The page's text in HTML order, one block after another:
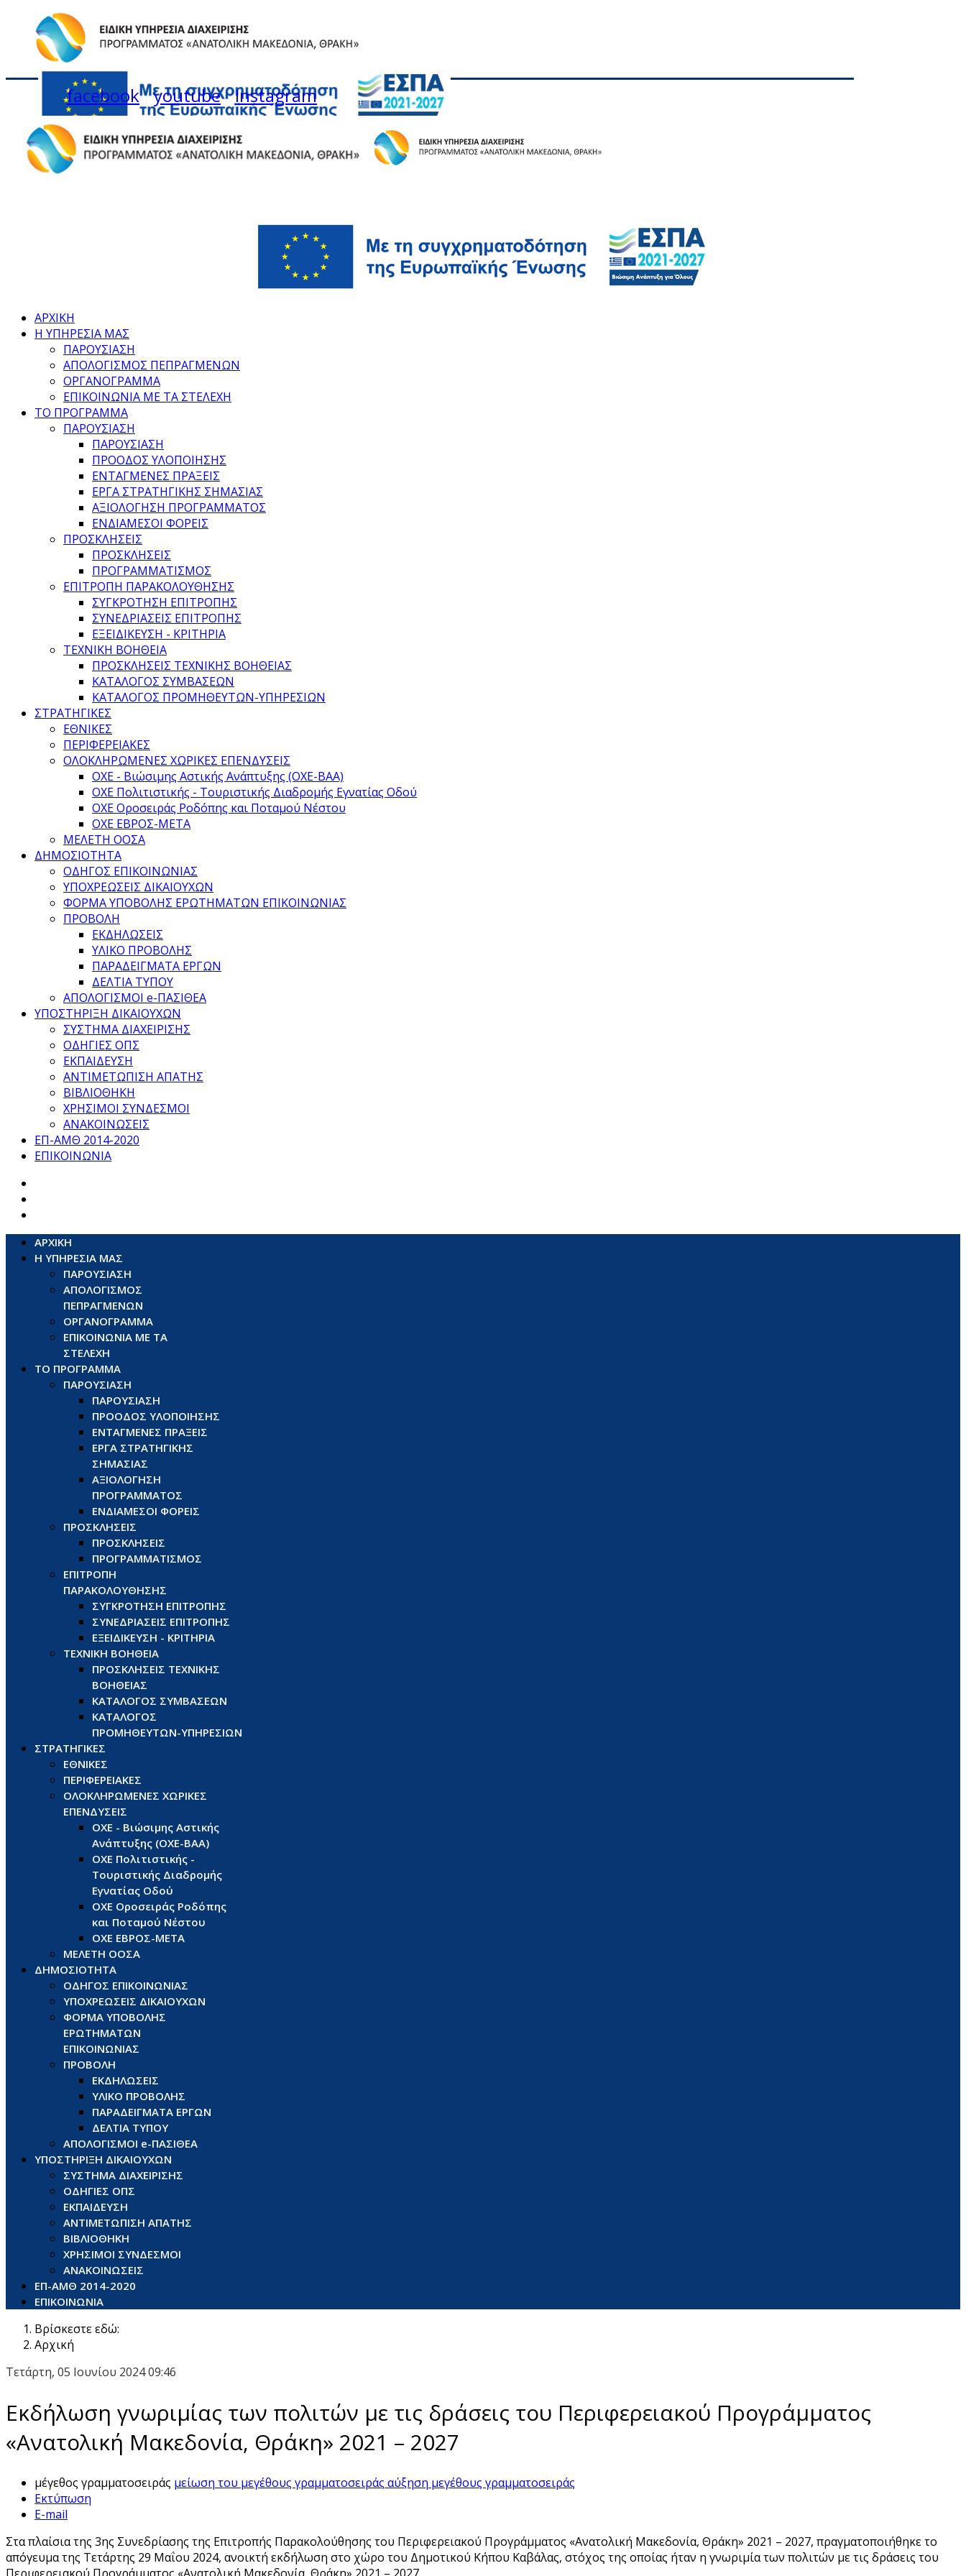
facebook youtube Instagram
ΑΡΧΙΚΗ
Η ΥΠΗΡΕΣΙΑ ΜΑΣ
ΠΑΡΟΥΣΙΑΣΗ
ΑΠΟΛΟΓΙΣΜΟΣ ΠΕΠΡΑΓΜΕΝΩΝ
ΟΡΓΑΝΟΓΡΑΜΜΑ
ΕΠΙΚΟΙΝΩΝΙΑ ΜΕ ΤΑ ΣΤΕΛΕΧΗ
ΤΟ ΠΡΟΓΡΑΜΜΑ
ΠΑΡΟΥΣΙΑΣΗ
ΠΑΡΟΥΣΙΑΣΗ
ΠΡΟΟΔΟΣ ΥΛΟΠΟΙΗΣΗΣ
ΕΝΤΑΓΜΕΝΕΣ ΠΡΑΞΕΙΣ
ΕΡΓΑ ΣΤΡΑΤΗΓΙΚΗΣ ΣΗΜΑΣΙΑΣ
ΑΞΙΟΛΟΓΗΣΗ ΠΡΟΓΡΑΜΜΑΤΟΣ
ΕΝΔΙΑΜΕΣΟΙ ΦΟΡΕΙΣ
ΠΡΟΣΚΛΗΣΕΙΣ
ΠΡΟΣΚΛΗΣΕΙΣ
ΠΡΟΓΡΑΜΜΑΤΙΣΜΟΣ
ΕΠΙΤΡΟΠΗ ΠΑΡΑΚΟΛΟΥΘΗΣΗΣ
ΣΥΓΚΡΟΤΗΣΗ ΕΠΙΤΡΟΠΗΣ
ΣΥΝΕΔΡΙΑΣΕΙΣ ΕΠΙΤΡΟΠΗΣ
ΕΞΕΙΔΙΚΕΥΣΗ - ΚΡΙΤΗΡΙΑ
ΤΕΧΝΙΚΗ ΒΟΗΘΕΙΑ
ΠΡΟΣΚΛΗΣΕΙΣ ΤΕΧΝΙΚΗΣ ΒΟΗΘΕΙΑΣ
ΚΑΤΑΛΟΓΟΣ ΣΥΜΒΑΣΕΩΝ
ΚΑΤΑΛΟΓΟΣ ΠΡΟΜΗΘΕΥΤΩΝ-ΥΠΗΡΕΣΙΩΝ
ΣΤΡΑΤΗΓΙΚΕΣ
ΕΘΝΙΚΕΣ
ΠΕΡΙΦΕΡΕΙΑΚΕΣ
ΟΛΟΚΛΗΡΩΜΕΝΕΣ ΧΩΡΙΚΕΣ ΕΠΕΝΔΥΣΕΙΣ
ΟΧΕ - Βιώσιμης Αστικής Ανάπτυξης (ΟΧΕ-ΒΑΑ)
ΟΧΕ Πολιτιστικής - Τουριστικής Διαδρομής Εγνατίας Οδού
ΟΧΕ Οροσειράς Ροδόπης και Ποταμού Νέστου
ΟΧΕ ΕΒΡΟΣ-ΜΕΤΑ
ΜΕΛΕΤΗ ΟΟΣΑ
ΔΗΜΟΣΙΟΤΗΤΑ
ΟΔΗΓΟΣ ΕΠΙΚΟΙΝΩΝΙΑΣ
ΥΠΟΧΡΕΩΣΕΙΣ ΔΙΚΑΙΟΥΧΩΝ
ΦΟΡΜΑ ΥΠΟΒΟΛΗΣ ΕΡΩΤΗΜΑΤΩΝ ΕΠΙΚΟΙΝΩΝΙΑΣ
ΠΡΟΒΟΛΗ
ΕΚΔΗΛΩΣΕΙΣ
ΥΛΙΚΟ ΠΡΟΒΟΛΗΣ
ΠΑΡΑΔΕΙΓΜΑΤΑ ΕΡΓΩΝ
ΔΕΛΤΙΑ ΤΥΠΟΥ
ΑΠΟΛΟΓΙΣΜΟΙ e-ΠΑΣΙΘΕΑ
ΥΠΟΣΤΗΡΙΞΗ ΔΙΚΑΙΟΥΧΩΝ
ΣΥΣΤΗΜΑ ΔΙΑΧΕΙΡΙΣΗΣ
ΟΔΗΓΙΕΣ ΟΠΣ
ΕΚΠΑΙΔΕΥΣΗ
ΑΝΤΙΜΕΤΩΠΙΣΗ ΑΠΑΤΗΣ
ΒΙΒΛΙΟΘΗΚΗ
ΧΡΗΣΙΜΟΙ ΣΥΝΔΕΣΜΟΙ
ΑΝΑΚΟΙΝΩΣΕΙΣ
ΕΠ-ΑΜΘ 2014-2020
ΕΠΙΚΟΙΝΩΝΙΑ
ΑΡΧΙΚΗ
Η ΥΠΗΡΕΣΙΑ ΜΑΣ
ΠΑΡΟΥΣΙΑΣΗ
ΑΠΟΛΟΓΙΣΜΟΣ
ΠΕΠΡΑΓΜΕΝΩΝ
ΟΡΓΑΝΟΓΡΑΜΜΑ
ΕΠΙΚΟΙΝΩΝΙΑ ΜΕ ΤΑ
ΣΤΕΛΕΧΗ
ΤΟ ΠΡΟΓΡΑΜΜΑ
ΠΑΡΟΥΣΙΑΣΗ
ΠΑΡΟΥΣΙΑΣΗ
ΠΡΟΟΔΟΣ ΥΛΟΠΟΙΗΣΗΣ
ΕΝΤΑΓΜΕΝΕΣ ΠΡΑΞΕΙΣ
ΕΡΓΑ ΣΤΡΑΤΗΓΙΚΗΣ
ΣΗΜΑΣΙΑΣ
ΑΞΙΟΛΟΓΗΣΗ
ΠΡΟΓΡΑΜΜΑΤΟΣ
ΕΝΔΙΑΜΕΣΟΙ ΦΟΡΕΙΣ
ΠΡΟΣΚΛΗΣΕΙΣ
ΠΡΟΣΚΛΗΣΕΙΣ
ΠΡΟΓΡΑΜΜΑΤΙΣΜΟΣ
ΕΠΙΤΡΟΠΗ
ΠΑΡΑΚΟΛΟΥΘΗΣΗΣ
ΣΥΓΚΡΟΤΗΣΗ ΕΠΙΤΡΟΠΗΣ
ΣΥΝΕΔΡΙΑΣΕΙΣ ΕΠΙΤΡΟΠΗΣ
ΕΞΕΙΔΙΚΕΥΣΗ - ΚΡΙΤΗΡΙΑ
ΤΕΧΝΙΚΗ ΒΟΗΘΕΙΑ
ΠΡΟΣΚΛΗΣΕΙΣ ΤΕΧΝΙΚΗΣ
ΒΟΗΘΕΙΑΣ
ΚΑΤΑΛΟΓΟΣ ΣΥΜΒΑΣΕΩΝ
ΚΑΤΑΛΟΓΟΣ
ΠΡΟΜΗΘΕΥΤΩΝ-ΥΠΗΡΕΣΙΩΝ
ΣΤΡΑΤΗΓΙΚΕΣ
ΕΘΝΙΚΕΣ
ΠΕΡΙΦΕΡΕΙΑΚΕΣ
ΟΛΟΚΛΗΡΩΜΕΝΕΣ ΧΩΡΙΚΕΣ
ΕΠΕΝΔΥΣΕΙΣ
ΟΧΕ - Βιώσιμης Αστικής
Ανάπτυξης (ΟΧΕ-ΒΑΑ)
ΟΧΕ Πολιτιστικής -
Τουριστικής Διαδρομής
Εγνατίας Οδού
ΟΧΕ Οροσειράς Ροδόπης
και Ποταμού Νέστου
ΟΧΕ ΕΒΡΟΣ-ΜΕΤΑ
ΜΕΛΕΤΗ ΟΟΣΑ
ΔΗΜΟΣΙΟΤΗΤΑ
ΟΔΗΓΟΣ ΕΠΙΚΟΙΝΩΝΙΑΣ
ΥΠΟΧΡΕΩΣΕΙΣ ΔΙΚΑΙΟΥΧΩΝ
ΦΟΡΜΑ ΥΠΟΒΟΛΗΣ
ΕΡΩΤΗΜΑΤΩΝ
ΕΠΙΚΟΙΝΩΝΙΑΣ
ΠΡΟΒΟΛΗ
ΕΚΔΗΛΩΣΕΙΣ
ΥΛΙΚΟ ΠΡΟΒΟΛΗΣ
ΠΑΡΑΔΕΙΓΜΑΤΑ ΕΡΓΩΝ
ΔΕΛΤΙΑ ΤΥΠΟΥ
ΑΠΟΛΟΓΙΣΜΟΙ e-ΠΑΣΙΘΕΑ
ΥΠΟΣΤΗΡΙΞΗ ΔΙΚΑΙΟΥΧΩΝ
ΣΥΣΤΗΜΑ ΔΙΑΧΕΙΡΙΣΗΣ
ΟΔΗΓΙΕΣ ΟΠΣ
ΕΚΠΑΙΔΕΥΣΗ
ΑΝΤΙΜΕΤΩΠΙΣΗ ΑΠΑΤΗΣ
ΒΙΒΛΙΟΘΗΚΗ
ΧΡΗΣΙΜΟΙ ΣΥΝΔΕΣΜΟΙ
ΑΝΑΚΟΙΝΩΣΕΙΣ
ΕΠ-ΑΜΘ 2014-2020
ΕΠΙΚΟΙΝΩΝΙΑ
Βρίσκεστε εδώ:
Αρχική
Τετάρτη, 05 Ιουνίου 2024 09:46
Εκδήλωση γνωριμίας των πολιτών με τις δράσεις του Περιφερειακού Προγράμματος
«Ανατολική Μακεδονία, Θράκη» 2021 – 2027
μέγεθος γραμματοσειράς μείωση του μεγέθους γραμματοσειράς αύξηση μεγέθους γραμματοσειράς
Εκτύπωση
E-mail
Στα πλαίσια της 3ης Συνεδρίασης της Επιτροπής Παρακολούθησης του Περιφερειακού Προγράμματος «Ανατολική Μακεδονία, Θράκη» 2021 – 2027, πραγματοποιήθηκε το
απόγευμα της Τετάρτης 29 Μαΐου 2024, ανοικτή εκδήλωση στο χώρο του Δημοτικού Κήπου Καβάλας, στόχος της οποίας ήταν η γνωριμία των πολιτών με τις δράσεις του